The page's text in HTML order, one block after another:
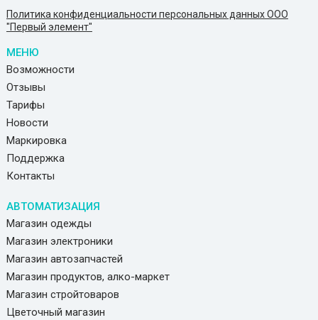
Политика конфиденциальности персональных данных ООО
"Первый элемент"
МЕНЮ
Возможности
Отзывы
Тарифы
Новости
Маркировка
Поддержка
Контакты
АВТОМАТИЗАЦИЯ
Магазин одежды
Магазин электроники
Магазин автозапчастей
Магазин продуктов, алко-маркет
Магазин стройтоваров
Цветочный магазин